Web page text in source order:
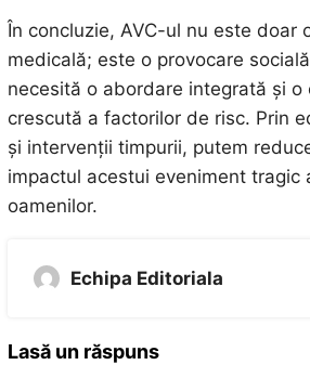
În concluzie, AVC-ul nu este doar
medicală; este o provocare
necesită o abordare integrată și o
crescută a factorilor de risc. Prin
și intervenții timpurii, putem
impactul acestui eveniment tragic
oamenilor.
Echipa Editoriala
Lasă un răspuns